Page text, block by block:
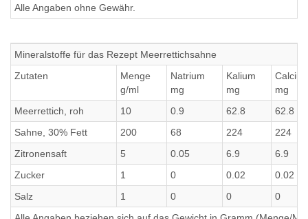
Alle Angaben ohne Gewähr.
Mineralstoffe für das Rezept Meerrettichsahne
Zutaten
Menge
g/ml
Natrium
mg
Kalium
mg
mg
Meerrettich, roh
10 0.9 62.8
62.8
Sahne, 30% Fett
200 68 224
224
Zitronensaft
5 0.05 6.9
6.9
Zucker
1 0 0.02
0.02
Salz
1 0 0
0